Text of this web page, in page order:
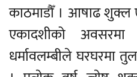
काठमाडौँ । आषाढ शुक्ल
एकादशीको
धर्मावलम्बीले घरघरमा